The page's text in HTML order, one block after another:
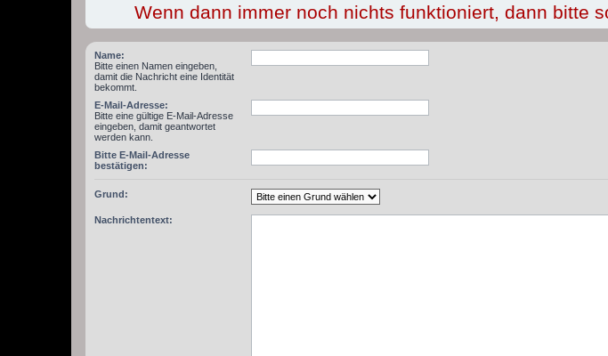
Wenn dann immer noch nichts funktioniert, dann bitte
Name:
Bitte einen Namen eingeben,
damit die Nachricht eine Identität
bekommt.
E-Mail-Adresse:
Bitte eine gültige E-Mail-Adresse
eingeben, damit geantwortet
werden kann.
Bitte E-Mail-Adresse
bestätigen:
Grund:
Nachrichtentext: